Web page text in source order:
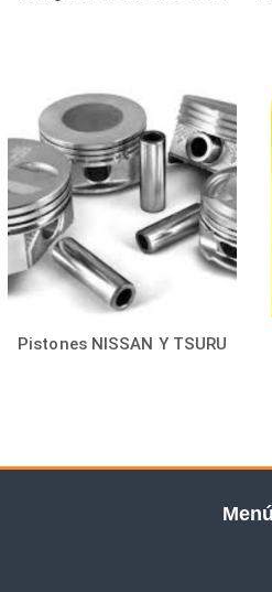
Pistones NISSAN Y TSURU
Menú